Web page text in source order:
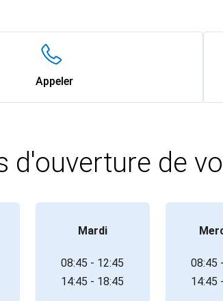
Appeler
d'ouverture de
Mardi
08:45 - 12:45
14:45 - 18:45
08:45
14:45